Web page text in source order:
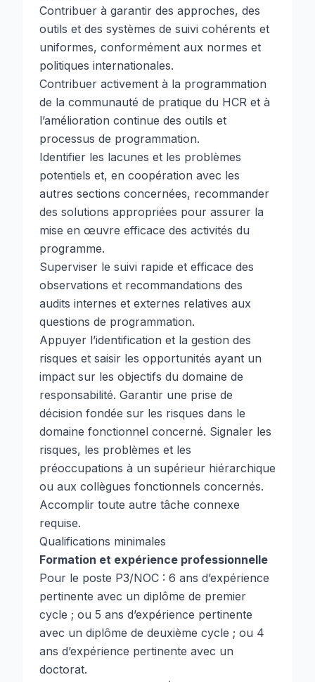
Contribuer à garantir des approches, des
outils et des systèmes de suivi cohérents et
uniformes, conformément aux normes et
politiques internationales.
Contribuer activement à la programmation
de la communauté de pratique du HCR et à
l’amélioration continue des outils et
processus de programmation.
Identifier les lacunes et les problèmes
potentiels et, en coopération avec les
autres sections concernées, recommander
des solutions appropriées pour assurer la
mise en œuvre efficace des activités du
programme.
Superviser le suivi rapide et efficace des
observations et recommandations des
audits internes et externes relatives aux
questions de programmation.
Appuyer l’identification et la gestion des
risques et saisir les opportunités ayant un
impact sur les objectifs du domaine de
responsabilité. Garantir une prise de
décision fondée sur les risques dans le
domaine fonctionnel concerné. Signaler les
risques, les problèmes et les
préoccupations à un supérieur hiérarchique
ou aux collègues fonctionnels concernés.
Accomplir toute autre tâche connexe
requise.
Qualifications minimales
Formation et expérience professionnelle
Pour le poste P3/NOC : 6 ans d’expérience
pertinente avec un diplôme de premier
cycle ; ou 5 ans d’expérience pertinente
avec un diplôme de deuxième cycle ; ou 4
ans d’expérience pertinente avec un
doctorat.